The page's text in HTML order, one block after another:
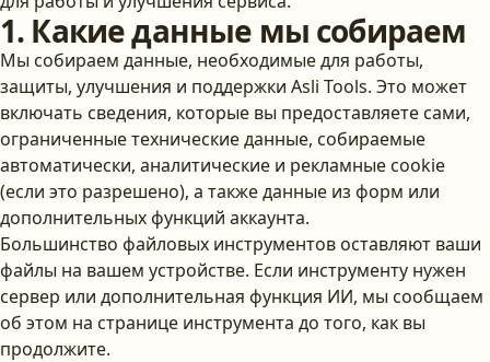
1. Какие данные мы собираем
Мы собираем данные, необходимые для работы,
защиты, улучшения и поддержки Asli Tools. Это может
включать сведения, которые вы предоставляете сами,
ограниченные технические данные, собираемые
автоматически, аналитические и рекламные cookie
(если это разрешено), а также данные из форм или
дополнительных функций аккаунта.
Большинство файловых инструментов оставляют ваши
файлы на вашем устройстве. Если инструменту нужен
сервер или дополнительная функция ИИ, мы сообщаем
об этом на странице инструмента до того, как вы
продолжите.